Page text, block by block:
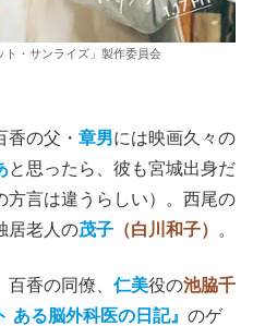
・サンライズ」製作委員会
の父・ 章男には映画久々の
と思ったら、彼も宮城出身だ
方言は違うらしい）。西尾の
居老人の茂子 （白川和子） 。
香の同僚、 仁美役の池脇千
ある脳外科医の日記』 のゲ